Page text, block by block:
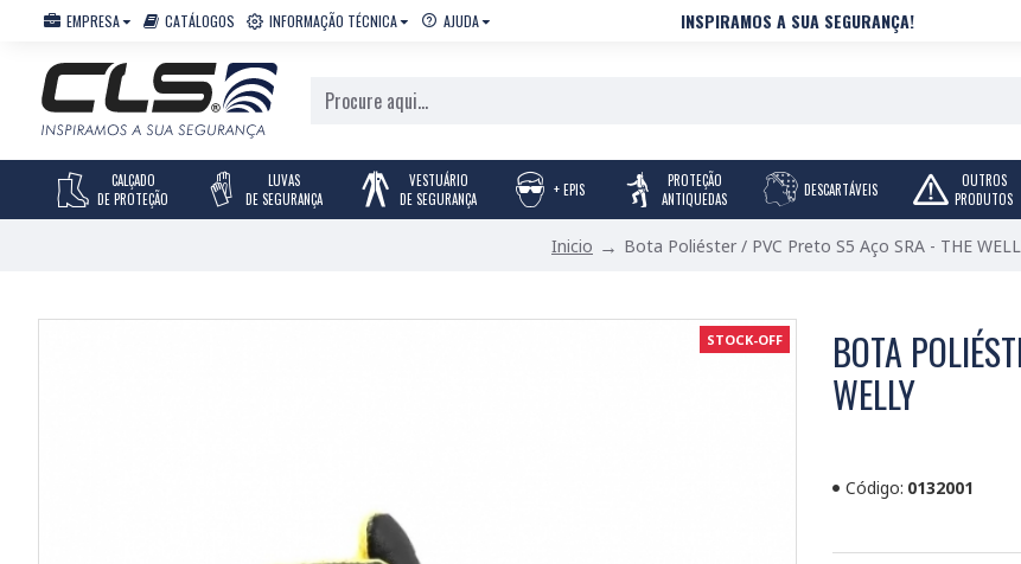
EMPRESA CATÁLOGOS INFORMAÇÃO TÉCNICA AJUDA INSPIRAMOS A SUA SEGURANÇA!
CALÇADO
DE PROTEÇÃO
LUVAS
DE SEGURANÇA
VESTUÁRIO
DE SEGURANÇA
+ EPIS
PROTEÇÃO
ANTIQUEDAS
DESCARTÁVEIS
OUTROS
PRODUTOS
Inicio Bota Poliéster / PVC Preto S5 Aço SRA - THE
STOCK-OFF
BOTA
WELLY
Código: 0132001